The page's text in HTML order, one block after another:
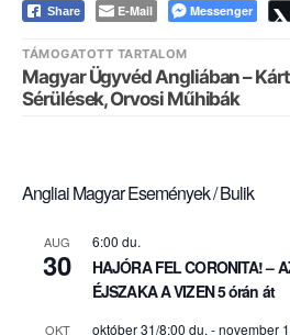
Share E-Mail Messenger
TÁMOGATOTT TARTALOM
Magyar Ügyvéd Angliában –
Sérülések, Orvosi Műhibák
Angliai Magyar Események / Bulik
AUG
30
6:00 du.
HAJÓRA FEL CORONITA! –
ÉJSZAKA A VIZEN 5 órán át
OKT október 31/8:00 du. -november